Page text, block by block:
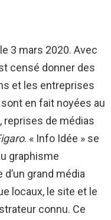
3 mars 2020. Avec
censé donner des
et les entreprises
en fait noyées au
reprises de médias
. « Info Idée » se
graphisme
grand média
locaux, le site et le
connu. Ce